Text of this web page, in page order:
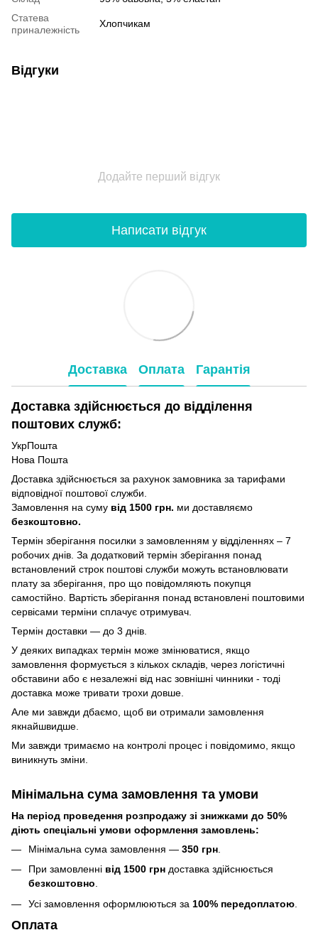
Статева
приналежність
Хлопчикам
Відгуки
Додайте перший відгук
Написати відгук
Доставка Оплата Гарантія
Доставка здійснюється до відділення
поштових служб:
УкрПошта
Нова Пошта
Доставка здійснюється за рахунок замовника за тарифами
відповідної поштової служби.
Замовлення на суму від 1500 грн. ми доставляємо
безкоштовно.
Термін зберігання посилки з замовленням у відділеннях – 7
робочих днів. За додатковий термін зберігання понад
встановлений строк поштові служби можуть встановлювати
плату за зберігання, про що повідомляють покупця
самостійно. Вартість зберігання понад вcтановлені поштовими
сервісами терміни сплачує отримувач.
Термін доставки — до 3 днів.
У деяких випадках термін може змінюватися, якщо
замовлення формується з кількох складів, через логістичні
обставини або є незалежні від нас зовнішні чинники - тоді
доставка може тривати трохи довше.
Але ми завжди дбаємо, щоб ви отримали замовлення
якнайшвидше.
Ми завжди тримаємо на контролі процес і повідомимо, якщо
виникнуть зміни.
Мінімальна сума замовлення та умови
На період проведення розпродажу зі знижками до 50%
діють спеціальні умови оформлення замовлень:
Мінімальна сума замовлення — 350 грн
При замовленні від 1500 грн доставка здійснюється
безкоштовно.
Усі замовлення оформлюються за 100% передоплатою
Оплата